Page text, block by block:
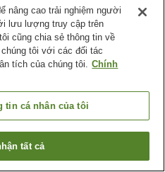
lượt
Hoàn toàn không hút thuốc
Thành phố Nara
trống
nâng cao trải nghiệm người
lưu lượng truy cập trên
cũng chia sẻ thông tin về
tôi với các đối tác
tích của chúng tôi. Chính
tin cá nhân của tôi
tất cả